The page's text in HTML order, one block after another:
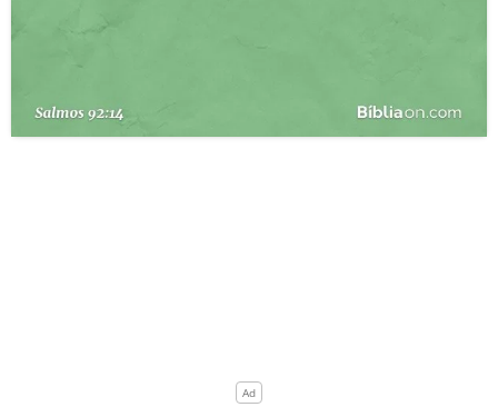
PERGUNTE À BÍBLIA